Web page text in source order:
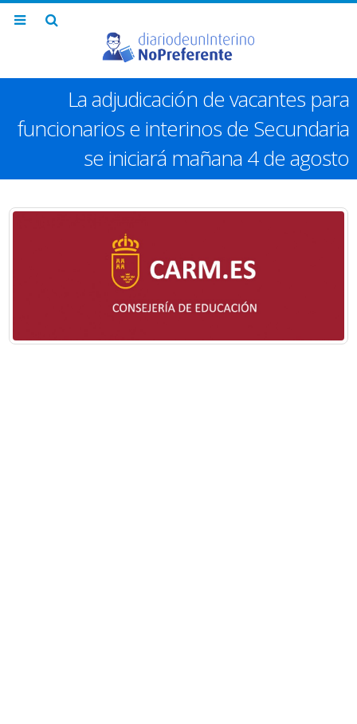
La adjudicación de vacantes para
funcionarios e interinos de Secundaria
se iniciará mañana 4 de agosto